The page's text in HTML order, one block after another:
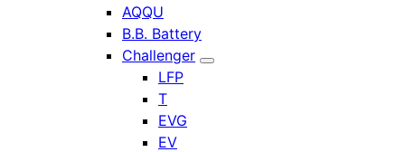
AQQU
B.B. Battery
Challenger
LFP
T
EVG
EV